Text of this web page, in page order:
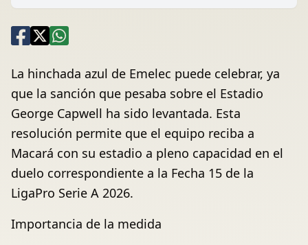
La hinchada azul de Emelec puede celebrar, ya
que la sanción que pesaba sobre el Estadio
George Capwell ha sido levantada. Esta
resolución permite que el equipo reciba a
Macará con su estadio a pleno capacidad en el
duelo correspondiente a la Fecha 15 de la
LigaPro Serie A 2026.
Importancia de la medida